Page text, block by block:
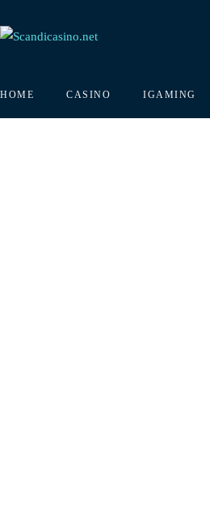
HOME CASINO IGAMING